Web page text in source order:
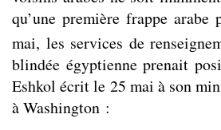
qu’une première frappe arabe
mai, les services de
blindée égyptienne prenait
Eshkol écrit le 25 mai à son
à Washington :